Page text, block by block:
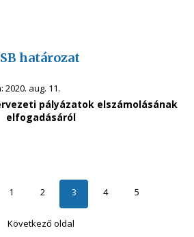
határozat
2020. aug. 11.
pályázatok elszámolásának
elfogadásáról
1 2 3 4 5
Következő oldal